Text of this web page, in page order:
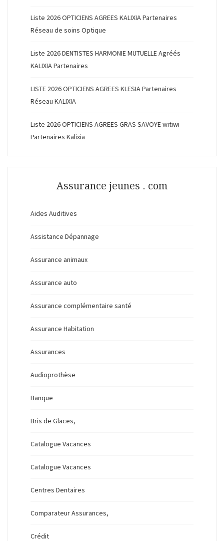
Liste 2026 OPTICIENS AGREES KALIXIA Partenaires
Réseau de soins Optique
Liste 2026 DENTISTES HARMONIE MUTUELLE Agréés
KALIXIA Partenaires
LISTE 2026 OPTICIENS AGREES KLESIA Partenaires
Réseau KALIXIA
Liste 2026 OPTICIENS AGREES GRAS SAVOYE witiwi
Partenaires Kalixia
Assurance jeunes . com
Aides Auditives
Assistance Dépannage
Assurance animaux
Assurance auto
Assurance complémentaire santé
Assurance Habitation
Assurances
Audioprothèse
Banque
Bris de Glaces,
Catalogue Vacances
Catalogue Vacances
Centres Dentaires
Comparateur Assurances,
Crédit